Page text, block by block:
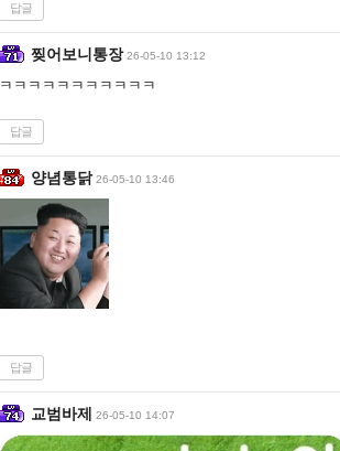
답글
찢어보니통장 26-05-10 13:12
ㅋㅋㅋㅋㅋㅋㅋㅋㅋㅋㅋ
답글
양념통닭 26-05-10 13:46
답글
교범바제 26-05-10 14:07